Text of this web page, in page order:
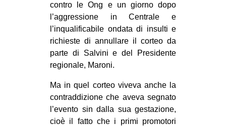
contro le Ong e un giorno dopo
l’aggressione in Centrale e
l’inqualificabile ondata di insulti e
richieste di annullare il corteo da
parte di Salvini e del Presidente
regionale, Maroni.
Ma in quel corteo viveva anche la
contraddizione che aveva segnato
l’evento sin dalla sua gestazione,
cioè il fatto che i primi promotori